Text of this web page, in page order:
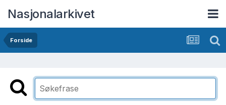
Nasjonalarkivet
Forside